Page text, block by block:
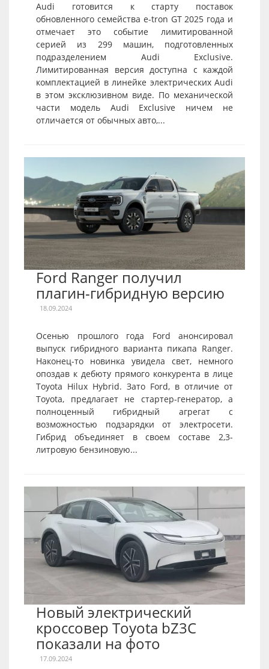
Audi готовится к старту поставок
обновленного семейства e-tron GT 2025 года и
отмечает это событие лимитированной
серией из 299 машин, подготовленных
подразделением Audi Exclusive.
Лимитированная версия доступна с каждой
комплектацией в линейке электрических Audi
в этом эксклюзивном виде. По механической
части модель Audi Exclusive ничем не
отличается от обычных авто,...
Ford Ranger получил
плагин-гибридную версию
18.09.2024
Осенью прошлого года Ford анонсировал
выпуск гибридного варианта пикапа Ranger.
Наконец-то новинка увидела свет, немного
опоздав к дебюту прямого конкурента в лице
Toyota Hilux Hybrid. Зато Ford, в отличие от
Toyota, предлагает не стартер-генератор, а
полноценный гибридный агрегат с
возможностью подзарядки от электросети.
Гибрид объединяет в своем составе 2,3-
литровую бензиновую...
Новый электрический
кроссовер Toyota bZ3C
показали на фото
17.09.2024